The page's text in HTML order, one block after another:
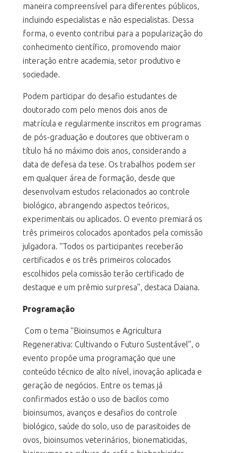
maneira compreensível para diferentes públicos,
incluindo especialistas e não especialistas. Dessa
forma, o evento contribui para a popularização do
conhecimento científico, promovendo maior
interação entre academia, setor produtivo e
sociedade.
Podem participar do desafio estudantes de
doutorado com pelo menos dois anos de
matrícula e regularmente inscritos em programas
de pós-graduação e doutores que obtiveram o
título há no máximo dois anos, considerando a
data de defesa da tese. Os trabalhos podem ser
em qualquer área de formação, desde que
desenvolvam estudos relacionados ao controle
biológico, abrangendo aspectos teóricos,
experimentais ou aplicados. O evento premiará os
três primeiros colocados apontados pela comissão
julgadora. “Todos os participantes receberão
certificados e os três primeiros colocados
escolhidos pela comissão terão certificado de
destaque e um prêmio surpresa”, destaca Daiana.
Programação
Com o tema “Bioinsumos e Agricultura
Regenerativa: Cultivando o Futuro Sustentável”, o
evento propõe uma programação que une
conteúdo técnico de alto nível, inovação aplicada e
geração de negócios. Entre os temas já
confirmados estão o uso de bacilos como
bioinsumos, avanços e desafios do controle
biológico, saúde do solo, uso de parasitoides de
ovos, bioinsumos veterinários, bionematicidas,